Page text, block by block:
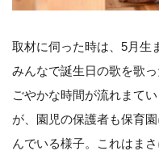
取材に伺った時は、5月生
みんなで誕生日の歌を歌
ごやかな時間が流れまて
が、園児の保護者も保育
んでいる様子。これはま